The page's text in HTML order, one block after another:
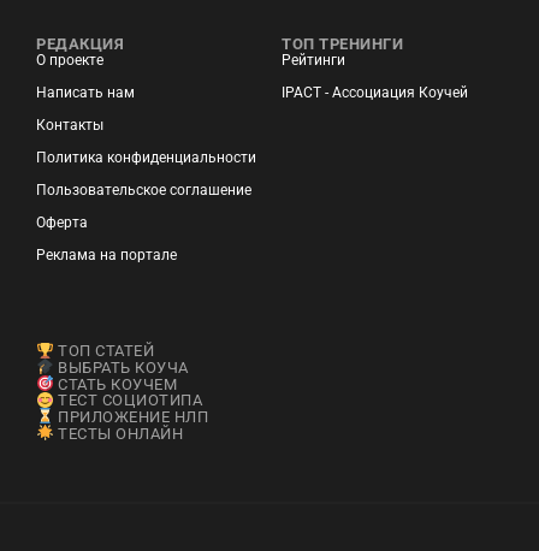
РЕДАКЦИЯ
О проекте
Написать нам
Контакты
Политика конфиденциальности
Пользовательское соглашение
Оферта
Реклама на портале
ТОП ТРЕНИНГИ
Рейтинги
IPACT - Ассоциация Коучей
ТОП СТАТЕЙ
ВЫБРАТЬ КОУЧА
СТАТЬ КОУЧЕМ
ТЕСТ СОЦИОТИПА
ПРИЛОЖЕНИЕ НЛП
ТЕСТЫ ОНЛАЙН